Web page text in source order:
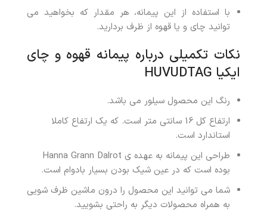
با استفاده از این پیمانه، هر مقدار که بخواهید می
توانید چای و یا قهوه از ظرف بردارید.
نکات تکمیلی درباره پیمانه قهوه و چای
ایکیا HUVUDTAG
رنگ این محصول سیلور می باشد.
ارتفاع کل 16 سانتی متر است. که یک ارتفاع کاملا
استاندارد است.
طراحی این پیمانه به عهده ی Hanna Grann Dalrot
بوده است که در عین شیک بودن بسیار بادوام است.
شما می توانید این محصول را درون ماشین ظرف شویی
به همراه محصولات دیگر به راحتی بشویید.